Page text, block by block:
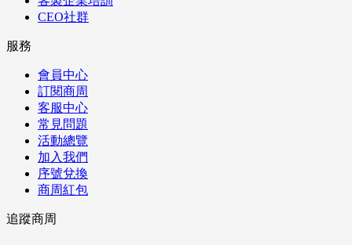
CEO社群
服務
會員中心
訂閱商周
客服中心
常見問題
活動總覽
加入我們
序號兌換
商周紅包
追蹤商周